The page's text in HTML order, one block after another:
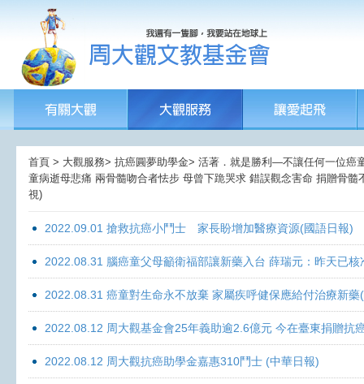
首頁 > 大觀服務> 抗癌圓夢助學金> 活著．就是勝利—不讓任何一位癌
童病逝母悲痛 兩骨髓吻合者怯步 母曾下跪哭求 錯誤觀念害命 捐贈骨
視)
2022.09.01 搶救抗癌小鬥士 家長盼增加醫療資源(國語日報)
2022.08.31 腦癌童父母籲衛福部讓新藥入台 薛瑞元：昨天已
2022.08.31 癌童對生命永不放棄 家屬疾呼健保應給付治療新藥
2022.08.12 周大觀基金會25年義助逾2.6億元 今在臺東捐贈抗
2022.08.12 周大觀抗癌助學金嘉惠310鬥士 (中華日報)